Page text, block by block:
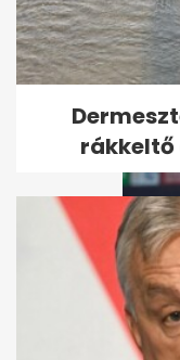
rákkeltő